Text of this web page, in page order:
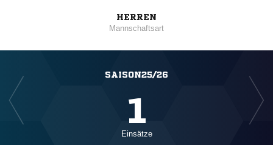
HERREN
Mannschaftsart
SAISON25/26
1
Einsätze